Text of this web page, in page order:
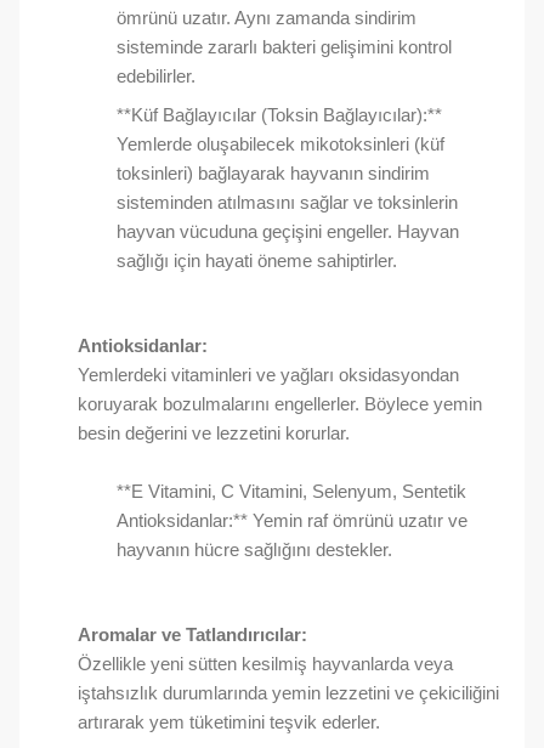
ömrünü uzatır. Aynı zamanda sindirim
sisteminde zararlı bakteri gelişimini kontrol
edebilirler.
**Küf Bağlayıcılar (Toksin Bağlayıcılar):**
Yemlerde oluşabilecek mikotoksinleri (küf
toksinleri) bağlayarak hayvanın sindirim
sisteminden atılmasını sağlar ve toksinlerin
hayvan vücuduna geçişini engeller. Hayvan
sağlığı için hayati öneme sahiptirler.
Antioksidanlar:
Yemlerdeki vitaminleri ve yağları oksidasyondan
koruyarak bozulmalarını engellerler. Böylece yemin
besin değerini ve lezzetini korurlar.
**E Vitamini, C Vitamini, Selenyum, Sentetik
Antioksidanlar:** Yemin raf ömrünü uzatır ve
hayvanın hücre sağlığını destekler.
Aromalar ve Tatlandırıcılar:
Özellikle yeni sütten kesilmiş hayvanlarda veya
iştahsızlık durumlarında yemin lezzetini ve çekiciliğini
artırarak yem tüketimini teşvik ederler.